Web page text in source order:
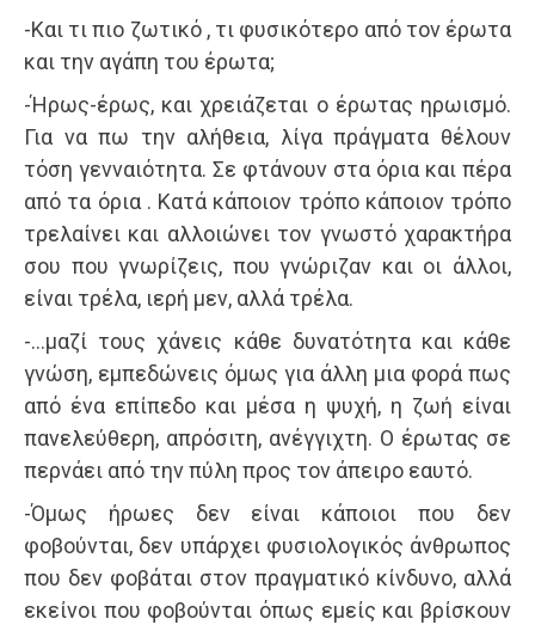
-Και τι πιο ζωτικό , τι φυσικότερο από τον έρωτα
και την αγάπη του έρωτα;
-Ήρως-έρως, και χρειάζεται ο έρωτας ηρωισμό.
Για να πω την αλήθεια, λίγα πράγματα θέλουν
τόση γενναιότητα. Σε φτάνουν στα όρια και πέρα
από τα όρια . Κατά κάποιον τρόπο κάποιον τρόπο
τρελαίνει και αλλοιώνει τον γνωστό χαρακτήρα
σου που γνωρίζεις, που γνώριζαν και οι άλλοι,
είναι τρέλα, ιερή μεν, αλλά τρέλα.
-…μαζί τους χάνεις κάθε δυνατότητα και κάθε
γνώση, εμπεδώνεις όμως για άλλη μια φορά πως
από ένα επίπεδο και μέσα η ψυχή, η ζωή είναι
πανελεύθερη, απρόσιτη, ανέγγιχτη. Ο έρωτας σε
περνάει από την πύλη προς τον άπειρο εαυτό.
-Όμως ήρωες δεν είναι κάποιοι που δεν
φοβούνται, δεν υπάρχει φυσιολογικός άνθρωπος
που δεν φοβάται στον πραγματικό κίνδυνο, αλλά
εκείνοι που φοβούνται όπως εμείς και βρίσκουν